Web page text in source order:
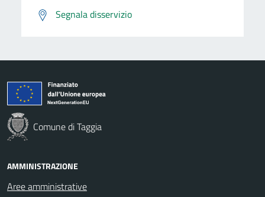
Segnala disservizio
Comune di Taggia
AMMINISTRAZIONE
Aree amministrative